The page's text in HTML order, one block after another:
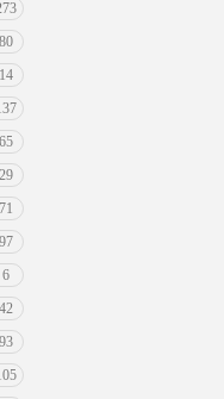
80
14
65
29
71
97
6
42
93